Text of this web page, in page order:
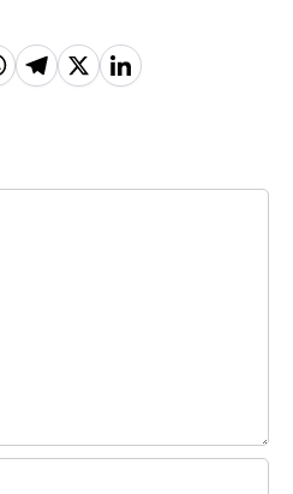
T
g
X Li
e